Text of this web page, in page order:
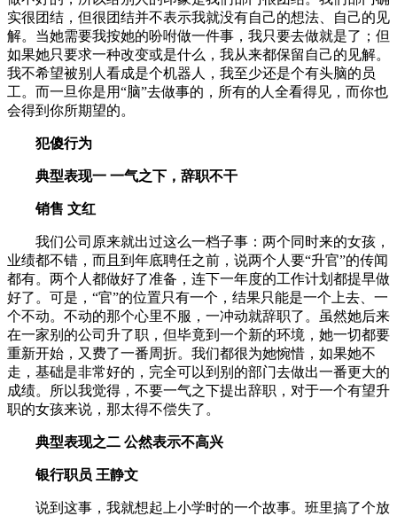
实很团结，但很团结并不表示我就没有自己的想法、自己的见
解。当她需要我按她的吩咐做一件事，我只要去做就是了；但
如果她只要求一种改变或是什么，我从来都保留自己的见解。
我不希望被别人看成是个机器人，我至少还是个有头脑的员
工。而一旦你是用“脑”去做事的，所有的人全看得见，而你也
会得到你所期望的。
犯傻行为
典型表现一 一气之下，辞职不干
销售 文红
我们公司原来就出过这么一档子事：两个同时来的女孩，
业绩都不错，而且到年底聘任之前，说两个人要“升官”的传闻
都有。两个人都做好了准备，连下一年度的工作计划都提早做
好了。可是，“官”的位置只有一个，结果只能是一个上去、一
个不动。不动的那个心里不服，一冲动就辞职了。虽然她后来
在一家别的公司升了职，但毕竟到一个新的环境，她一切都要
重新开始，又费了一番周折。我们都很为她惋惜，如果她不
走，基础是非常好的，完全可以到别的部门去做出一番更大的
成绩。所以我觉得，不要一气之下提出辞职，对于一个有望升
职的女孩来说，那太得不偿失了。
典型表现之二 公然表示不高兴
银行职员 王静文
说到这事，我就想起上小学时的一个故事。班里搞了个放